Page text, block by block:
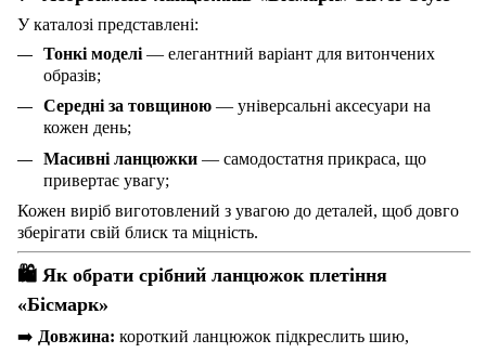
У каталозі представлені:
Тонкі моделі — елегантний варіант для витончених
образів;
Середні за товщиною — універсальні аксесуари на
кожен день;
Масивні ланцюжки — самодостатня прикраса, що
привертає увагу;
Кожен виріб виготовлений з увагою до деталей, щоб довго
зберігати свій блиск та міцність.
🛍 ️ Як обрати срібний ланцюжок плетіння
«Бісмарк»
➡️ Довжина: короткий ланцюжок підкреслить шию,